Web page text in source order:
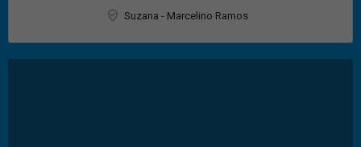
Suzana - Marcelino Ramos